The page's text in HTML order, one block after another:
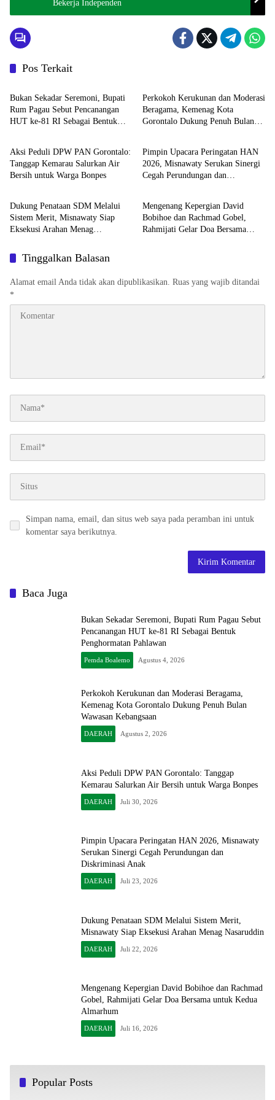
Bekerja Independen
Pos Terkait
Pemda Boalemo
Bukan Sekadar Seremoni, Bupati
Rum Pagau Sebut Pencanangan
HUT ke-81 RI Sebagai Bentuk
Perkokoh Kerukunan dan Moderasi
Beragama, Kemenag Kota
Gorontalo Dukung Penuh Bulan
DAERAH
Aksi Peduli DPW PAN Gorontalo:
Tanggap Kemarau Salurkan Air
Bersih untuk Warga Bonpes
DAERAH
Pimpin Upacara Peringatan HAN
2026, Misnawaty Serukan Sinergi
Cegah Perundungan dan
DAERAH
Dukung Penataan SDM Melalui
Sistem Merit, Misnawaty Siap
Eksekusi Arahan Menag
DAERAH
Mengenang Kepergian David
Bobihoe dan Rachmad Gobel,
Rahmijati Gelar Doa Bersama
Tinggalkan Balasan
Alamat email Anda tidak akan dipublikasikan. Ruas yang wajib ditandai
*
Simpan nama, email, dan situs web saya pada peramban ini untuk
komentar saya berikutnya.
Baca Juga
Bukan Sekadar Seremoni, Bupati Rum Pagau Sebut
Pencanangan HUT ke-81 RI Sebagai Bentuk
Penghormatan Pahlawan
Pemda Boalemo Agustus 4, 2026
Perkokoh Kerukunan dan Moderasi Beragama,
Kemenag Kota Gorontalo Dukung Penuh Bulan
Wawasan Kebangsaan
DAERAH Agustus 2, 2026
Aksi Peduli DPW PAN Gorontalo: Tanggap
Kemarau Salurkan Air Bersih untuk Warga Bonpes
DAERAH Juli 30, 2026
Pimpin Upacara Peringatan HAN 2026, Misnawaty
Serukan Sinergi Cegah Perundungan dan
Diskriminasi Anak
DAERAH Juli 23, 2026
Dukung Penataan SDM Melalui Sistem Merit,
Misnawaty Siap Eksekusi Arahan Menag Nasaruddin
DAERAH Juli 22, 2026
Mengenang Kepergian David Bobihoe dan Rachmad
Gobel, Rahmijati Gelar Doa Bersama untuk Kedua
Almarhum
DAERAH Juli 16, 2026
Popular Posts